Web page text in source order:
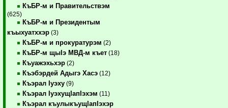
КъБР-м и Правительствэм
(625)
КъБР-м и Президентым
къыхуатххэр (3)
КъБР-м и прокуратурэм (2)
КъБР-м щыIэ МВД-м къет (18)
Къуажэхьхэр (2)
Къэбэрдей Адыгэ Хасэ (12)
Къэрал Iуэху (9)
Къэрал IуэхущIапIэхэм (11)
Къэрал къулыкъущIапIэхэр